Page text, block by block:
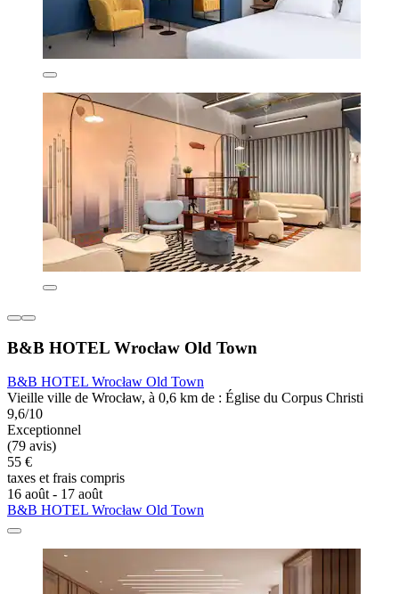
B&B HOTEL Wrocław Old Town
B&B HOTEL Wrocław Old Town
Vieille ville de Wrocław, à 0,6 km de : Église du Corpus Christi
9,6/10
Exceptionnel
(79 avis)
55 €
taxes et frais compris
16 août - 17 août
B&B HOTEL Wrocław Old Town